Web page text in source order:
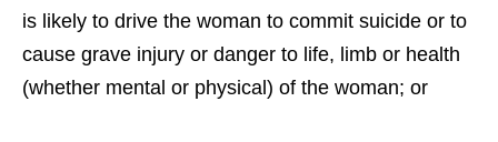
is likely to drive the woman to commit suicide or to
cause grave injury or danger to life, limb or health
(whether mental or physical) of the woman; or